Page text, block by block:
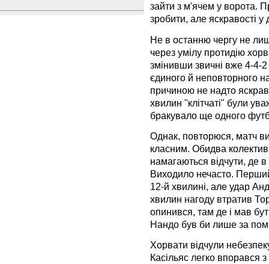
зайти з м'ячем у ворота.
зробити, але яскравості
Не в останню чергу не
через умілу протидію
змінивши звичні вже 4-4-
єдиного й неповторного
причиною не надто
хвилин "клітчаті" були
бракувало ще одного
Однак, повторюся, матч
класним. Обидва
намагаються відчути, де
Виходило нечасто.
12-й хвилині, але удар
хвилин нагоду втратив
опинився, там де і мав
Нандо був би лише за
Хорвати відчули
Касільяс легко впорався